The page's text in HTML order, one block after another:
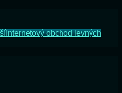
Internetový obchod levných